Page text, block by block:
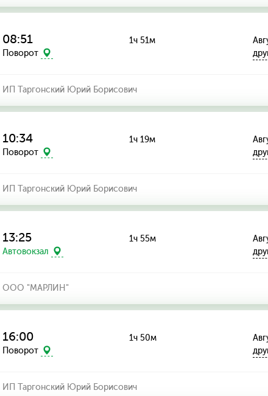
08:51
Поворот
1ч 51м
ИП Таргонский Юрий Борисович
10:34
Поворот
1ч 19м
ИП Таргонский Юрий Борисович
13:25
Автовокзал
1ч 55м
ООО "МАРЛИН"
16:00
Поворот
1ч 50м
ИП Таргонский Юрий Борисович